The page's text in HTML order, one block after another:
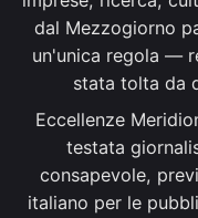
dal Mezzogiorno
un'unica regola —
stata tolta da
Eccellenze
testata
consapevole,
italiano per le